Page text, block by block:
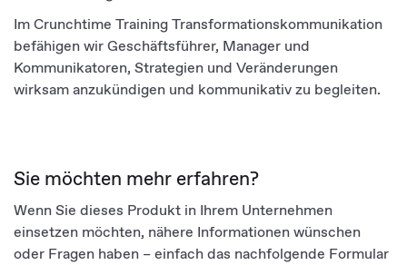
Im Crunchtime Training Transformationskommunikation
befähigen wir Geschäftsführer, Manager und
Kommunikatoren, Strategien und Veränderungen
wirksam anzukündigen und kommunikativ zu begleiten.
Sie möchten mehr erfahren?
Wenn Sie dieses Produkt in Ihrem Unternehmen
einsetzen möchten, nähere Informationen wünschen
oder Fragen haben – einfach das nachfolgende Formular